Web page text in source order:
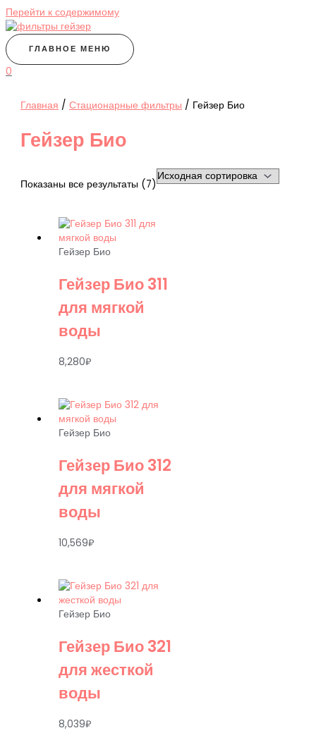
Перейти к содержимому
ГЛАВНОЕ МЕНЮ
0
Главная /Стационарные фильтры / Гейзер Био
Гейзер Био
Показаны все результаты (7)
Гейзер Био
Гейзер Био 311
для мягкой
воды
8,280₽
Гейзер Био
Гейзер Био 312
для мягкой
воды
10,569₽
Гейзер Био
Гейзер Био 321
для жесткой
воды
8,039₽